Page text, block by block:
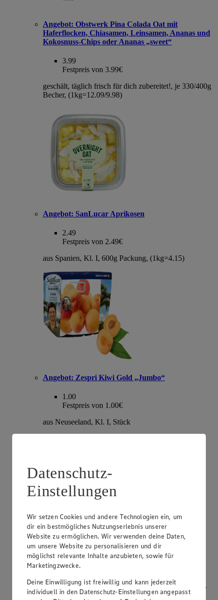
Angebot: Obstwerk Pina Colada Oat mit
Haferflocken, Chiasamen, Leinsamen, Ananas und
Kokosnuss-Chips oder Ananas „sweet“
3.99
Festpreis von 3.99€
geschält, täglich frisch für dich zubereitet!, je 330/400g
Becher, (1kg=12.09/9.98)
Angebot: SanLucar Aprikosen
2.49
Festpreis von 2.49€
aus Spanien, Kl. I, 600g Packung, (1kg=4.15)
Angebot: Zespri Kiwi Gold „Jumbo“
1.00
Festpreis von 1.00€
aus Neuseeland, Kl. I, Stück
Angebot:Champignons
1.79
Festpreis von 1.79€
weiß oder braun, aus Bayern, Kl. I, je 250g Packung,
(1kg=7.16)
Datenschutz-
Einstellungen
Wir setzen Cookies und andere Technologien ein, um
dir ein bestmögliches Nutzungserlebnis unserer
Website zu ermöglichen. Wir verwenden deine Daten,
um unsere Website zu personalisieren und dir
möglichst relevante Inhalte anzubieten, sowie für
Marketingzwecke.
Deine Einwilligung ist freiwillig und kann jederzeit
individuell in den Datenschutz-Einstellungen angepasst